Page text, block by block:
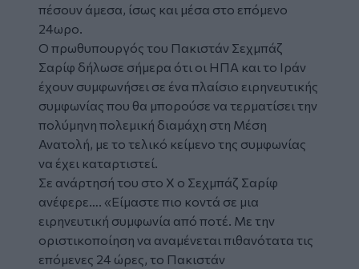
πέσουν άμεσα, ίσως και μέσα στο επόμενο
24ωρο.
Ο πρωθυπουργός του Πακιστάν Σεχμπάζ
Σαρίφ δήλωσε σήμερα ότι οι ΗΠΑ και το Ιράν
έχουν συμφωνήσει σε ένα πλαίσιο ειρηνευτικής
συμφωνίας που θα μπορούσε να τερματίσει την
πολύμηνη πολεμική διαμάχη στη Μέση
Ανατολή, με το τελικό κείμενο της συμφωνίας
να έχει καταρτιστεί.
Σε ανάρτησή του στο Χ ο Σεχμπάζ Σαρίφ
ανέφερε…. «Είμαστε πιο κοντά σε μια
ειρηνευτική συμφωνία από ποτέ. Με την
οριστικοποίηση να αναμένεται πιθανότατα τις
επόμενες 24 ώρες, το Πακιστάν